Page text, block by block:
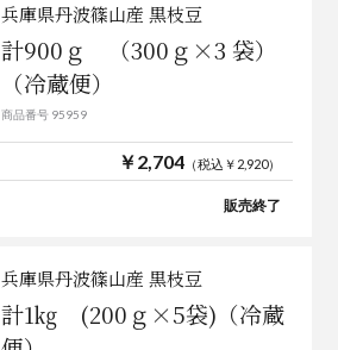
兵庫県丹波篠山産 黒枝豆
計900ｇ （300ｇ×3 袋）
（冷蔵便）
商品番号 95959
￥2,704（税込￥2,920）
販売終了
兵庫県丹波篠山産 黒枝豆
計1㎏ (200ｇ×5袋)（冷蔵